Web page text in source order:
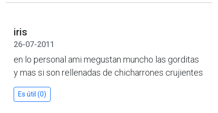
iris
26-07-2011
en lo personal ami megustan muncho las gorditas
y mas si son rellenadas de chicharrones crujientes
Es útil (0)